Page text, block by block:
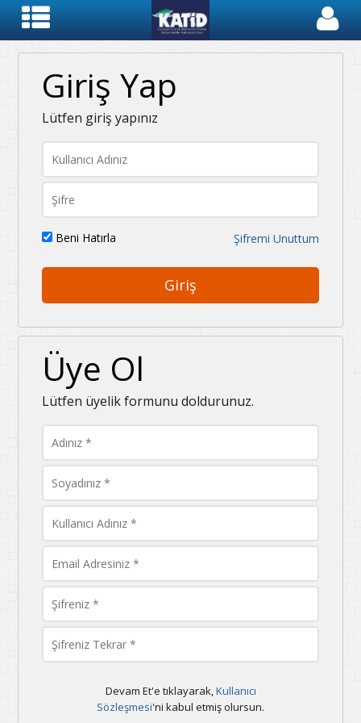
Giriş Yap
Lütfen giriş yapınız
Beni Hatırla Şifremi Unuttum
Üye Ol
Lütfen üyelik formunu doldurunuz.
Devam Et'e tıklayarak,Kullanıcı
Sözleşmesi'ni kabul etmiş olursun.